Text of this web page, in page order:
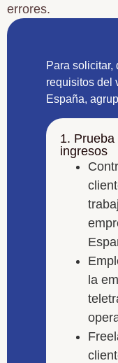
errores.
Para solicitar,
requisitos del
España,
1.
ingresos
la